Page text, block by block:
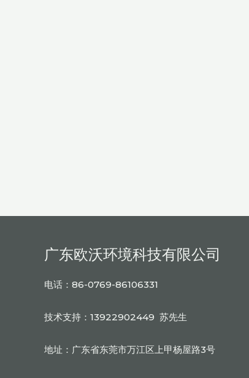
广东欧沃环境科技有限公司
电话：86-0769-86106331
技术支持：13922902449 苏先生
地址：广东省东莞市万江区上甲杨屋路3号